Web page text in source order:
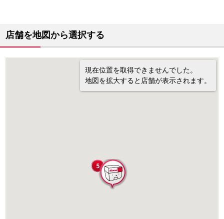
店舗を地図から選択する
現在位置を取得できませんでした。
地図を拡大すると店舗が表示されます。